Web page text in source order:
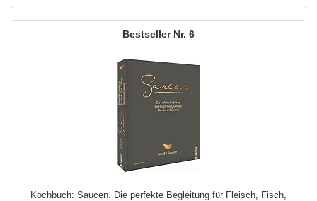
6
Kochbuch: Saucen. Die perfekte Begleitung für Fleisch, Fisch,